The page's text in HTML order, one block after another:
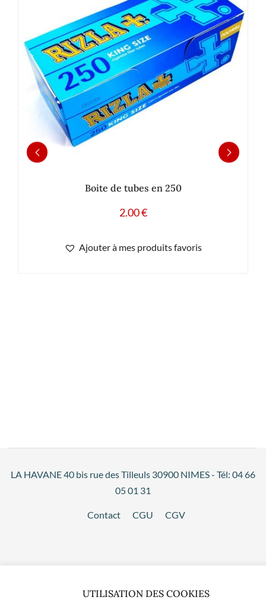
Boite de tubes en 250
2.00€
Ajouter à mes produits favoris
LA HAVANE 40 bis rue des Tilleuls 30900 NIMES - Tél: 04 66
05 01 31
Contact CGU CGV
UTILISATION DES COOKIES